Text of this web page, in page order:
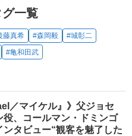
一覧
藤真希 #森岡毅
#城彰二
#亀和田武
／マイケル』》父ジョセ
役、コールマン・ドミンゴ
ンタビュー“観客を魅了した